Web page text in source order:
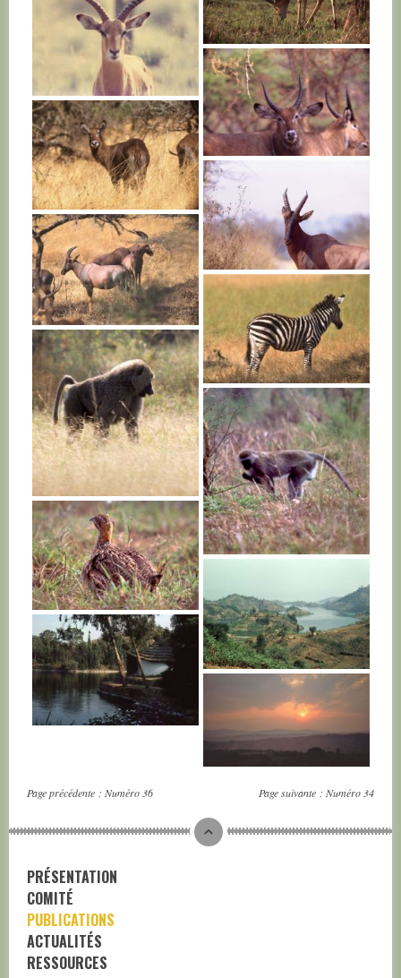
RWANDA
RWANDA
RWANDA
RWANDA
RWANDA
RWANDA
RWANDA
RWANDA
RWANDA
RWANDA
Page précédente : Numéro 36 Page suivante : Numéro 34
PRÉSENTATION
COMITÉ
PUBLICATIONS
ACTUALITÉS
RESSOURCES